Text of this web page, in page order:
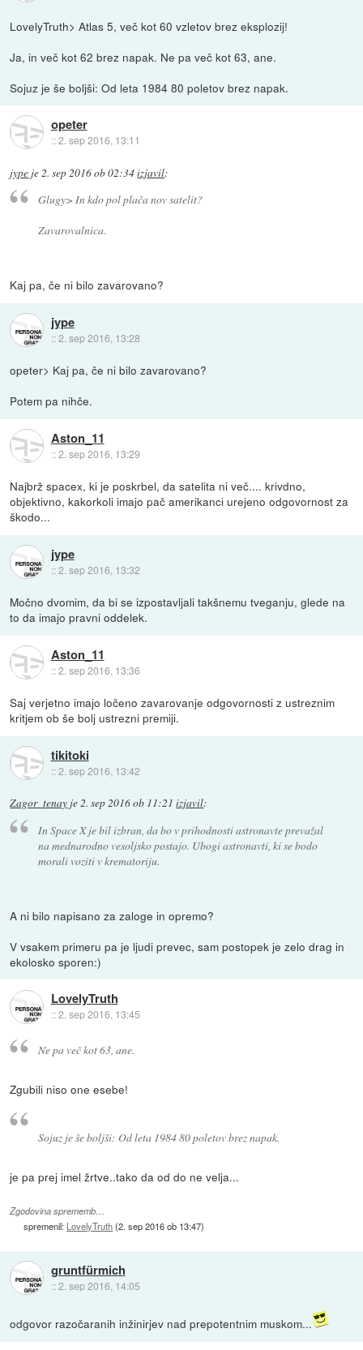
LovelyTruth> Atlas 5, več kot 60 vzletov brez eksplozij!
Ja, in več kot 62 brez napak. Ne pa več kot 63, ane.
Sojuz je še boljši: Od leta 1984 80 poletov brez napak.
opeter
::2. sep 2016, 13:11
jype je2. sep 2016 ob 02:34izjavil:
Glugy> In kdo pol plača nov satelit?
Zavarovalnica.
Kaj pa, če ni bilo zavarovano?
jype
::2. sep 2016, 13:28
opeter> Kaj pa, če ni bilo zavarovano?
Potem pa nihče.
Aston_11
::2. sep 2016, 13:29
Najbrž spacex, ki je poskrbel, da satelita ni več.... krivdno,
objektivno, kakorkoli imajo pač amerikanci urejeno odgovornost za
škodo...
jype
::2. sep 2016, 13:32
Močno dvomim, da bi se izpostavljali takšnemu tveganju, glede na
to da imajo pravni oddelek.
Aston_11
::2. sep 2016, 13:36
Saj verjetno imajo ločeno zavarovanje odgovornosti z ustreznim
kritjem ob še bolj ustrezni premiji.
tikitoki
::2. sep 2016, 13:42
Zagor_tenay je2. sep 2016 ob 11:21 izjavil:
In Space X je bil izbran, da bo v prihodnosti astronavte prevažal
na mednarodno vesoljsko postajo. Ubogi astronavti, ki se bodo
morali voziti v krematoriju.
A ni bilo napisano za zaloge in opremo?
V vsakem primeru pa je ljudi prevec, sam postopek je zelo drag in
ekolosko sporen:)
LovelyTruth
::2. sep 2016, 13:45
Ne pa več kot 63, ane.
Zgubili niso one esebe!
Sojuz je še boljši: Od leta 1984 80 poletov brez napak.
je pa prej imel žrtve..tako da od do ne velja...
Zgodovina sprememb…
spremenil: LovelyTruth(2. sep 2016 ob 13:47)
gruntfürmich
::2. sep 2016, 14:05
odgovor razočaranih inžinirjev nad prepotentnim muskom...